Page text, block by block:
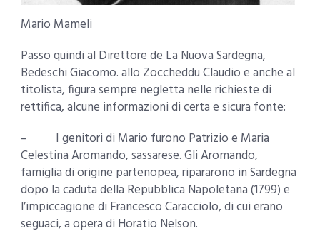
Mario Mameli
Passo quindi al Direttore de La Nuova Sardegna,
Bedeschi Giacomo. allo Zoccheddu Claudio e anche al
titolista, figura sempre negletta nelle richieste di
rettifica, alcune informazioni di certa e sicura fonte:
– I genitori di Mario furono Patrizio e Maria
Celestina Aromando, sassarese. Gli Aromando,
famiglia di origine partenopea, ripararono in Sardegna
dopo la caduta della Repubblica Napoletana (1799) e
l’impiccagione di Francesco Caracciolo, di cui erano
seguaci, a opera di Horatio Nelson.